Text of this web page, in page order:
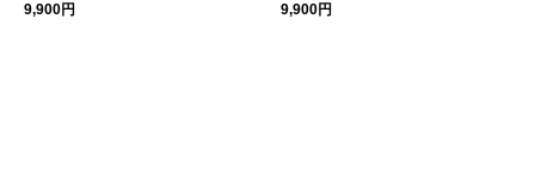
フト
9,900円
ト
9,900円